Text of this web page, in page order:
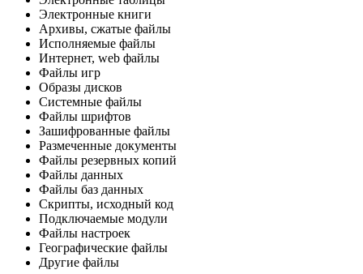
Электронные книги
Архивы, сжатые файлы
Исполняемые файлы
Интернет, web файлы
Файлы игр
Образы дисков
Системные файлы
Файлы шрифтов
Зашифрованные файлы
Размеченные документы
Файлы резервных копий
Файлы данных
Файлы баз данных
Скрипты, исходный код
Подключаемые модули
Файлы настроек
Географические файлы
Другие файлы